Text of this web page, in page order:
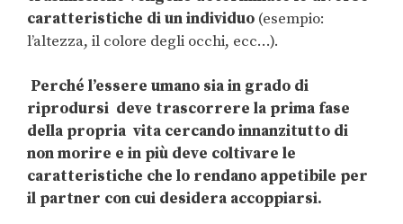
caratteristiche di un individuo (esempio:
l’altezza, il colore degli occhi, ecc…).
Perché l’essere umano sia in grado di
riprodursi deve trascorrere la prima fase
della propria vita cercando innanzitutto di
non morire e in più deve coltivare le
caratteristiche che lo rendano appetibile per
il partner con cui desidera accoppiarsi.